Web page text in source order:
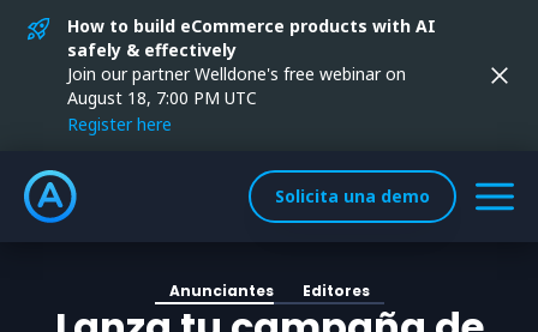
How to build eCommerce products with AI
safely & effectively
Join our partner Welldone's free webinar on
August 18, 7:00 PM UTC
Register here
Solicita una demo
Anunciantes Editores